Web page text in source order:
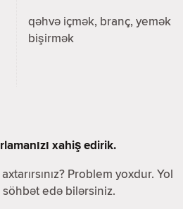
qəhvə içmək, branç, yemək
bişirmək
xahiş edirik.
Problem yoxdur. Yol
söhbət edə bilərsiniz.